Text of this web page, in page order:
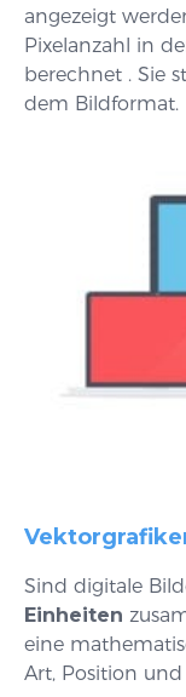
angezeigt
Pixelanzahl in
berechnet . Sie
dem Bildformat.
Sind digitale
Einheiten
eine
Art, Position